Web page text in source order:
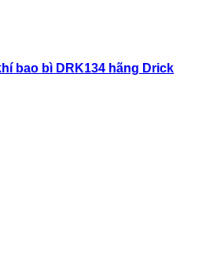
bao bì DRK134 hãng Drick